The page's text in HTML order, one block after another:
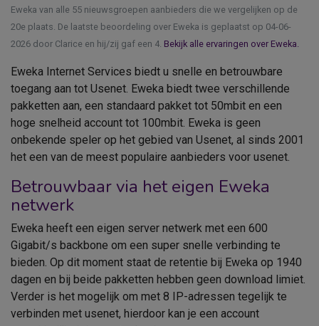
Eweka van alle 55 nieuwsgroepen aanbieders die we vergelijken op de
20e plaats. De laatste beoordeling over Eweka is geplaatst op 04-06-
2026 door Clarice en hij/zij gaf een 4. Bekijk alle ervaringen over Eweka.
Eweka Internet Services biedt u snelle en betrouwbare
toegang aan tot Usenet. Eweka biedt twee verschillende
pakketten aan, een standaard pakket tot 50mbit en een
hoge snelheid account tot 100mbit. Eweka is geen
onbekende speler op het gebied van Usenet, al sinds 2001
het een van de meest populaire aanbieders voor usenet.
Betrouwbaar via het eigen Eweka
netwerk
Eweka heeft een eigen server netwerk met een 600
Gigabit/s backbone om een super snelle verbinding te
bieden. Op dit moment staat de retentie bij Eweka op 1940
dagen en bij beide pakketten hebben geen download limiet.
Verder is het mogelijk om met 8 IP-adressen tegelijk te
verbinden met usenet, hierdoor kan je een account